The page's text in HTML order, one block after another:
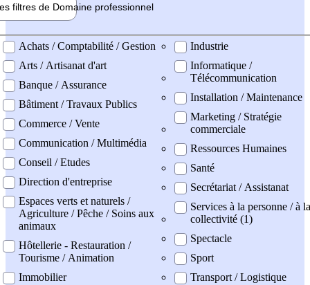
filtres de Domaine professionnel
professionel
Achats / Comptabilité / Gestion
Arts / Artisanat d'art
Banque / Assurance
Bâtiment / Travaux Publics
Commerce / Vente
Communication / Multimédia
Conseil / Etudes
Direction d'entreprise
Espaces verts et naturels /
Agriculture / Pêche / Soins aux
animaux
Hôtellerie - Restauration /
Tourisme / Animation
Immobilier
Industrie
Informatique /
Télécommunication
Installation / Maintenance
Marketing / Stratégie
commerciale
Ressources Humaines
Santé
Secrétariat / Assistanat
Services à la personne / à la
collectivité (1)
Spectacle
Sport
Transport / Logistique